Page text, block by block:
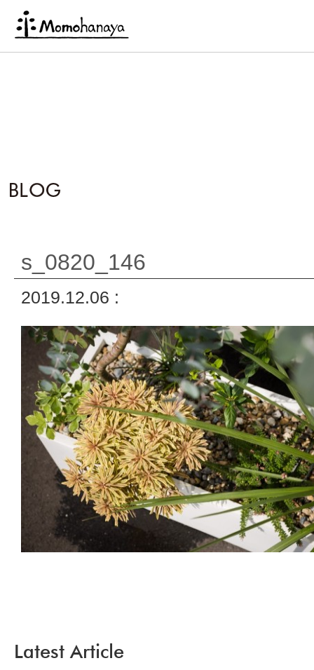
s_0820_146
2019.12.06 :
Latest Article